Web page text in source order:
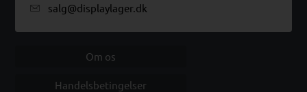
salg@displaylager.dk
Om os
Handelsbetingelser